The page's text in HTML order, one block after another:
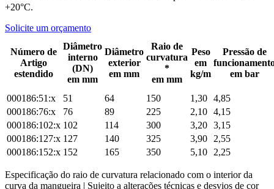
+20°C.
Solicite um orçamento
Número de
Artigo
estendido
Diâmetro
interno
(DN)
em mm
Diâmetro
exterior
em mm
Raio de
curvatura
*
em mm
Peso
em
kg/m
Pressão de
em bar
000186:51:x 51 64 150 1,30 4,85
000186:76:x
76 89 225 2,10 4,15
000186:102:x 102 114 300 3,20 3,15
000186:127:x 127 140 325 3,90
2,55
000186:152:x 152 165 350 5,10 2,25
Especificação do raio de curvatura relacionado com o interior da
curva da mangueira | Sujeito a alterações técnicas e desvios de cor